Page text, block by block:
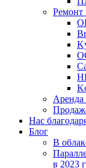
Ремонт
Аренда
Нас
Блог
В
в 2023